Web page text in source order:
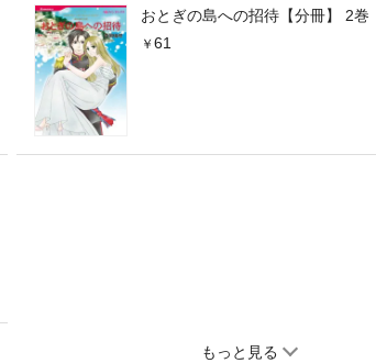
おとぎの島への招待【分冊】 2巻
61
もっと見る